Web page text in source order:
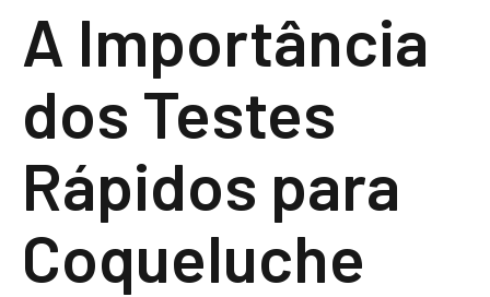
A Importância
dos Testes
Rápidos para
Coqueluche